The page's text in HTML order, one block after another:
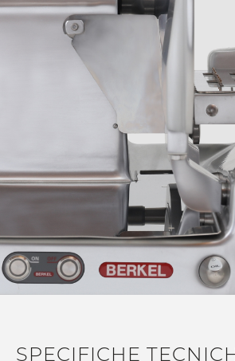
morbide, assenza di spigoli e materiali
la massima funzionalità operativa; nulla
caso, ogni dettaglio porta con sè dei
l'utente. Suprema è disponibile in tutte
(Gravità, Verticale Salumeria, Verticale
Delicatessen) con combinazioni di
diametro da 315 a 370mm.
Lama in acciaio 100Cr6, il massimo
taglio preciso ed un perfetto
Spessore della cassa maggiorata e
40kg ed i 50 kg nella varie versioni
piedini in acciaio inox con gomma
stabilità durante le operazioni di taglio
SPECIFICHE